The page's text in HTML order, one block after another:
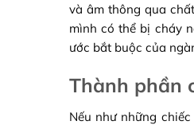
và âm thông qua
mình có thể bị cháy
ước bắt buộc của
Thành phần
Nếu như những